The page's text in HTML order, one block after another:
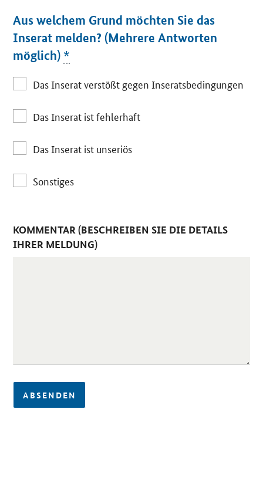
Aus welchem Grund möchten Sie das
Inserat melden? (Mehrere Antworten
möglich) *
Das Inserat verstößt gegen Inseratsbedingungen
Das Inserat ist fehlerhaft
Das Inserat ist unseriös
Sonstiges
KOMMENTAR (BESCHREIBEN SIE DIE DETAILS
IHRER MELDUNG)
ABSENDEN